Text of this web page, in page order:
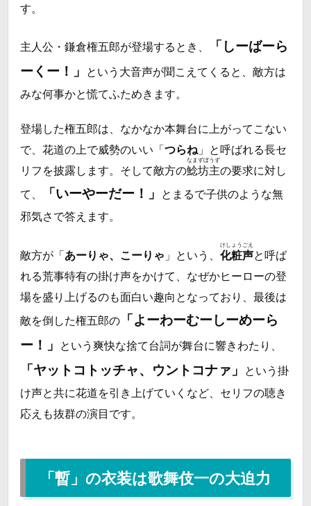
す。
主人公・鎌倉権五郎が登場するとき、
「しーばーら
ーくー！」 という大音声が聞こえてくると、敵方は
みな何事かと慌てふためきます。
登場した権五郎は、なかなか本舞台に上がってこない
で、花道の上で威勢のいい「つらね」と呼ばれる長セ
リフを披露します。そして敵方の鯰坊主
なまずぼうず
の要求に対し
て、
「いーやーだー！」 とまるで子供のような無
邪気さで答えます。
敵方が「あーりゃ、こーりゃ 」という、 化粧声
けしょうごえ
と呼ば
れる荒事特有の掛け声をかけて、なぜかヒーローの登
場を盛り上げるのも面白い趣向となっており、最後は
敵を倒した権五郎の 「よーわーむーしーめーら
ー！」 という爽快な捨て台詞が舞台に響きわたり、
「ヤットコトッチャ、ウントコナァ」 という掛
け声と共に花道を引き上げていくなど、セリフの聴き
応えも抜群の演目です。
「暫」の衣装は歌舞伎一の大迫力